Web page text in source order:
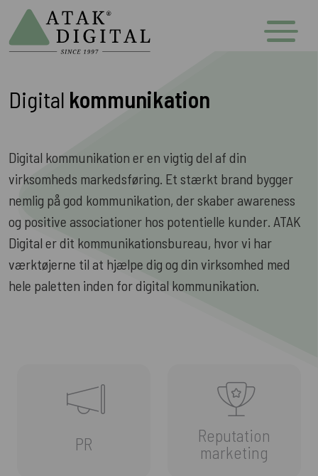
Digital kommunikation
Digital kommunikation er en vigtig del af din
virksomheds markedsføring. Et stærkt brand bygger
nemlig på god kommunikation, der skaber awareness
og positive associationer hos potentielle kunder. ATAK
Digital er dit kommunikationsbureau, hvor vi har
værktøjerne til at hjælpe dig og din virksomhed med
hele paletten inden for digital kommunikation.
PR
Reputation
marketing